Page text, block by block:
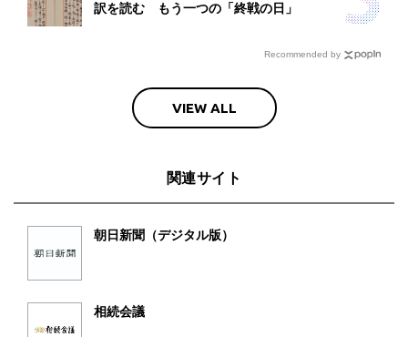
訳を読む もう一つの「終戦の日」
Recommended by
VIEW ALL
関連サイト
朝日新聞（デジタル版）
相続会議